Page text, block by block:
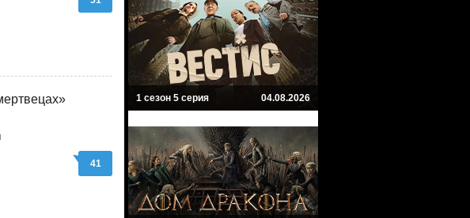
41
1 сезон 5 серия 04.08.2026